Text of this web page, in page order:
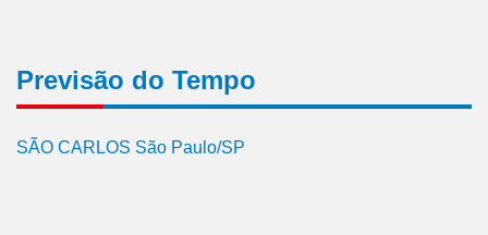
Previsão do Tempo
SÃO CARLOS São Paulo/SP